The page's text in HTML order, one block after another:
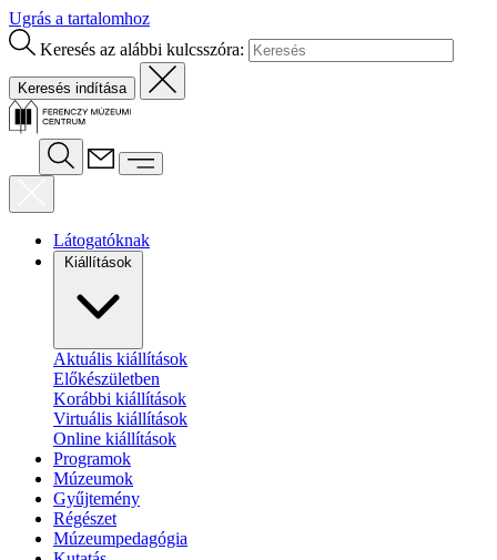
Ugrás a tartalomhoz
Keresés az alábbi kulcsszóra:
Látogatóknak
Kiállítások
Aktuális kiállítások
Előkészületben
Korábbi kiállítások
Virtuális kiállítások
Online kiállítások
Programok
Múzeumok
Gyűjtemény
Régészet
Múzeumpedagógia